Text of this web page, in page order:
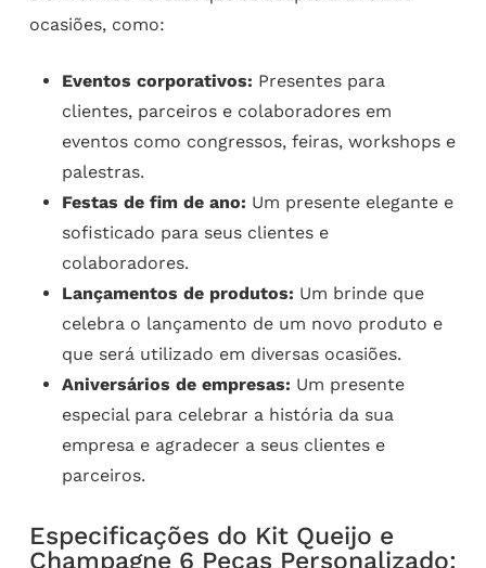
ocasiões, como:
Eventos corporativos: Presentes para
clientes, parceiros e colaboradores em
eventos como congressos, feiras, workshops e
palestras.
Festas de fim de ano: Um presente elegante e
sofisticado para seus clientes e
colaboradores.
Lançamentos de produtos: Um brinde que
celebra o lançamento de um novo produto e
que será utilizado em diversas ocasiões.
Aniversários de empresas: Um presente
especial para celebrar a história da sua
empresa e agradecer a seus clientes e
parceiros.
Especificações do Kit Queijo e
Champagne 6 Peças Personalizado: